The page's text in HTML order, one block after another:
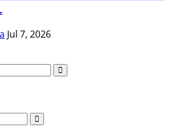
Jul 7, 2026